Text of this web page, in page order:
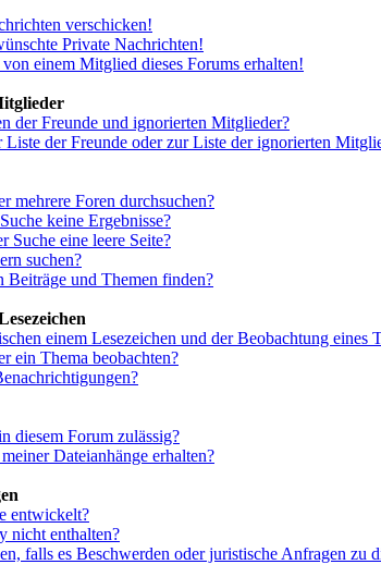
verschicken!
Private Nachrichten!
einem Mitglied dieses Forums erhalten!
der Freunde und ignorierten Mitglieder?
der Freunde oder zur Liste der ignorierten
mehrere Foren durchsuchen?
keine Ergebnisse?
Suche eine leere Seite?
suchen?
Beiträge und Themen finden?
einem Lesezeichen und der Beobachtung eines
ein Thema beobachten?
diesem Forum zulässig?
Dateianhänge erhalten?
entwickelt?
nicht enthalten?
falls es Beschwerden oder juristische Anfragen zu